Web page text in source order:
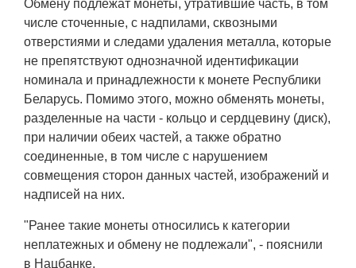
Обмену подлежат монеты, утратившие часть, в том
числе сточенные, с надпилами, сквозными
отверстиями и следами удаления металла, которые
не препятствуют однозначной идентификации
номинала и принадлежности к монете Республики
Беларусь. Помимо этого, можно обменять монеты,
разделенные на части - кольцо и сердцевину (диск),
при наличии обеих частей, а также обратно
соединенные, в том числе с нарушением
совмещения сторон данных частей, изображений и
надписей на них.
"Ранее такие монеты относились к категории
неплатежных и обмену не подлежали", - пояснили
в Нацбанке.